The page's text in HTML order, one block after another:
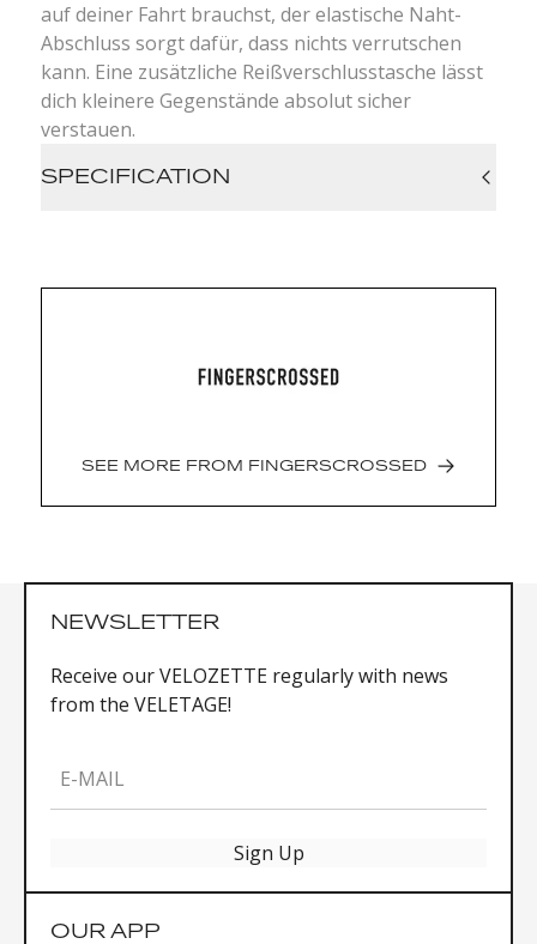
auf deiner Fahrt brauchst, der elastische Naht-
Abschluss sorgt dafür, dass nichts verrutschen
kann. Eine zusätzliche Reißverschlusstasche lässt
dich kleinere Gegenstände absolut sicher
verstauen.
SPECIFICATION
Fully Dyed
SEE MORE FROM FINGERSCROSSED
NEWSLETTER
Receive our VELOZETTE regularly with news
from the VELETAGE!
E-MAIL
Sign Up
OUR APP